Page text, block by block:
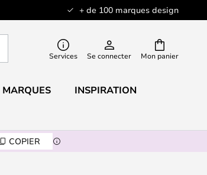
+ de 100 marques design
Mon panier
Services Se connecter
MARQUES INSPIRATION
COPIER